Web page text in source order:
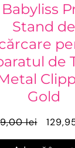
Babyliss
Stand de
de
Gold
lei